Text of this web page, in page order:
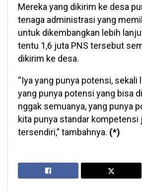
Mereka yang dikirim ke desa
tenaga administrasi yang
untuk dikembangkan lebih
tentu 1,6 juta PNS tersebut
dikirim ke desa.
“Iya yang punya potensi, sekali
yang punya potensi yang bisa
nggak semuanya, yang punya
kita punya standar kompetensi
tersendiri,” tambahnya. (*)